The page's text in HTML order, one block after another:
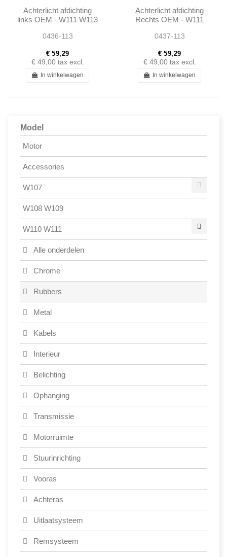
Achterlicht afdichting
links OEM - W111 W113
0436-113
€ 59,29
€ 49,00 tax excl.
In winkelwagen
Achterlicht afdichting
Rechts OEM - W111
0437-113
€ 59,29
€ 49,00 tax excl.
In winkelwagen
Model
Motor
Accessories
W107
W108 W109
W110 W111
Alle onderdelen
Chrome
Rubbers
Metal
Kabels
Interieur
Belichting
Ophanging
Transmissie
Motorruimte
Stuurinrichting
Vooras
Achteras
Uitlaatsysteem
Remsysteem